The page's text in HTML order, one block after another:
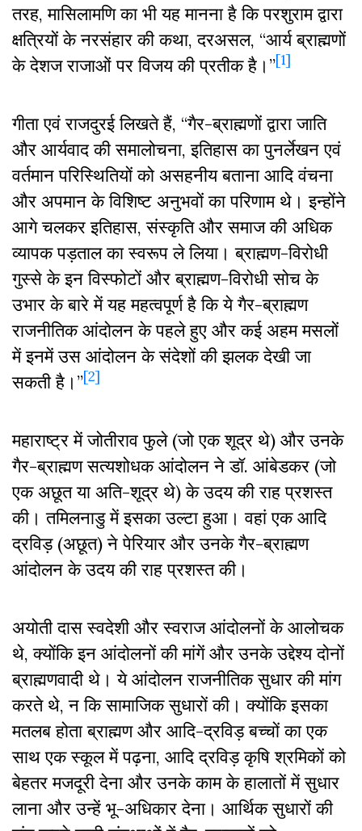
तरह, मासिलामणि का भी यह मानना है कि परशुराम द्वारा
क्षत्रियों के नरसंहार की कथा, दरअसल, “आर्य ब्राह्मणों
के देशज राजाओं पर विजय की प्रतीक है।”[1]
गीता एवं राजदुरई लिखते हैं, “गैर-ब्राह्मणों द्वारा जाति
और आर्यवाद की समालोचना, इतिहास का पुनर्लेखन एवं
वर्तमान परिस्थितियों को असहनीय बताना आदि वंचना
और अपमान के विशिष्ट अनुभवों का परिणाम थे। इन्होंने
आगे चलकर इतिहास, संस्कृति और समाज की अधिक
व्यापक पड़ताल का स्वरूप ले लिया। ब्राह्मण-विरोधी
गुस्से के इन विस्फोटों और ब्राह्मण-विरोधी सोच के
उभार के बारे में यह महत्वपूर्ण है कि ये गैर-ब्राह्मण
राजनीतिक आंदोलन के पहले हुए और कई अहम मसलों
में इनमें उस आंदोलन के संदेशों की झलक देखी जा
सकती है।”[2]
महाराष्ट्र में जोतीराव फुले (जो एक शूद्र थे) और उनके
गैर-ब्राह्मण सत्यशोधक आंदोलन ने डॉ. आंबेडकर (जो
एक अछूत या अति-शूद्र थे) के उदय की राह प्रशस्त
की। तमिलनाडु में इसका उल्टा हुआ। वहां एक आदि
द्रविड़ (अछूत) ने पेरियार और उनके गैर-ब्राह्मण
आंदोलन के उदय की राह प्रशस्त की।
अयोती दास स्वदेशी और स्वराज आंदोलनों के आलोचक
थे, क्योंकि इन आंदोलनों की मांगें और उनके उद्देश्य दोनों
ब्राह्मणवादी थे। ये आंदोलन राजनीतिक सुधार की मांग
करते थे, न कि सामाजिक सुधारों की। क्योंकि इसका
मतलब होता ब्राह्मण और आदि-द्रविड़ बच्चों का एक
साथ एक स्कूल में पढ़ना, आदि द्रविड़ कृषि श्रमिकों को
बेहतर मजदूरी देना और उनके काम के हालातों में सुधार
लाना और उन्हें भू-अधिकार देना। आर्थिक सुधारों की